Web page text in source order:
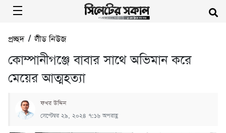
প্রচ্ছদ/লীড নিউজ
কোম্পানীগঞ্জে বাবার সাথে অভিমান করে
মেয়ের আত্মহত্যা
ফখর উদ্দিন
সেপ্টেম্বর ২৯, ২০২৪ ৭:১৬ অপরাহ্ণ